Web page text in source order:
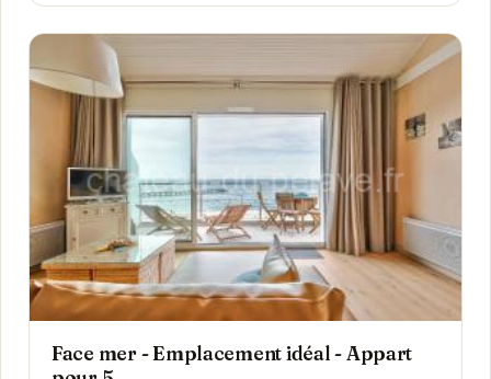
Face mer - Emplacement idéal - Appart